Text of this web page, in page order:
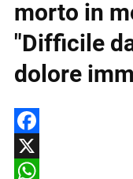
morto in
"Difficile
dolore
Facebook
X